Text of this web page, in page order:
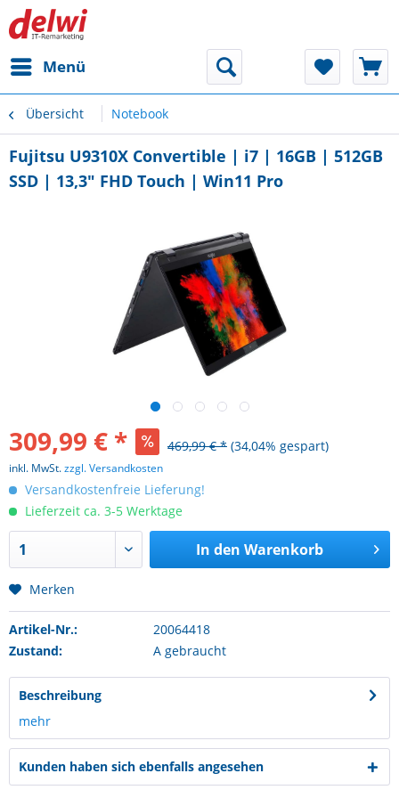
Menü
Übersicht Notebook
Fujitsu U9310X Convertible | i7 | 16GB | 512GB
SSD | 13,3" FHD Touch | Win11 Pro
309,99 € * 469,99 € * (34,04% gespart)
inkl. MwSt.zzgl. Versandkosten
Versandkostenfreie Lieferung!
Lieferzeit ca. 3-5 Werktage
In den Warenkorb
Merken
Artikel-Nr.:
20064418
Zustand:
A gebraucht
Beschreibung
mehr
Kunden haben sich ebenfalls angesehen